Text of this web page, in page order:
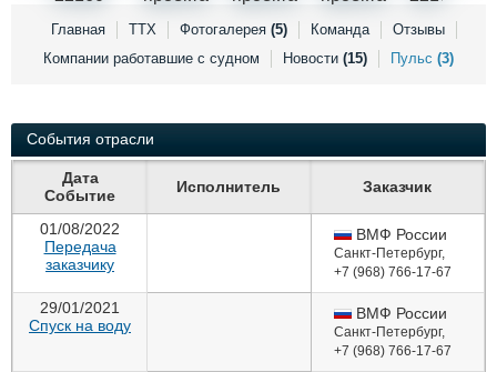
Выставки и семинары
Личности
Словарь
Галерея флота
Форум
Отзывы
Главная ТТХ Фотогалерея (5) Команда
Отзывы
Компании работавшие с судном
Новости (15) Пульс (3)
События отрасли
Дата
Событие
Исполнитель Заказчик
01/08/2022
Передача
заказчику
ВМФ России
Санкт-Петербург,
+7 (968) 766-17-67
29/01/2021
Спуск на воду
ВМФ России
Санкт-Петербург,
+7 (968) 766-17-67